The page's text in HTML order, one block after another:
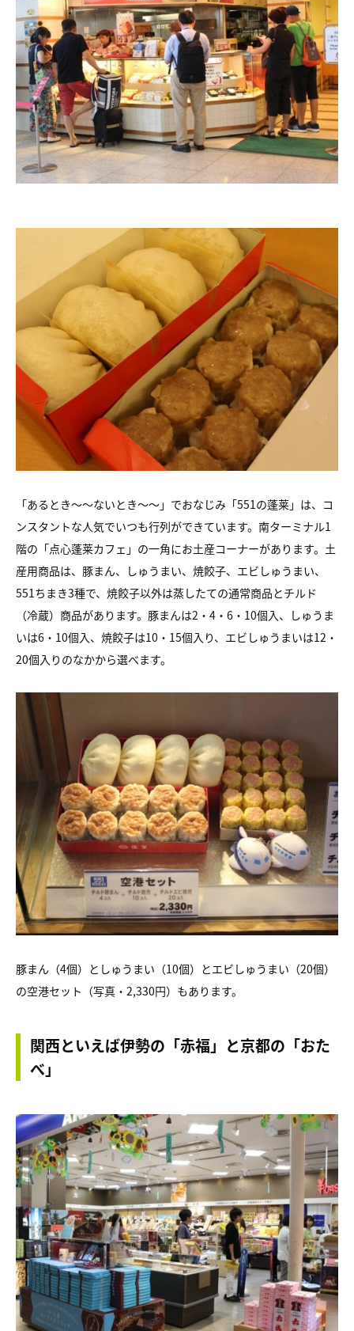
「あるとき～～ないとき～～」でおなじみ「551の蓬莱」は、コ
ンスタントな人気でいつも行列ができています。南ターミナル1
階の「点心蓬莱カフェ」の一角にお土産コーナーがあります。土
産用商品は、豚まん、しゅうまい、焼餃子、エビしゅうまい、
551ちまき3種で、焼餃子以外は蒸したての通常商品とチルド
（冷蔵）商品があります。豚まんは2・4・6・10個入、しゅうま
いは6・10個入、焼餃子は10・15個入り、エビしゅうまいは12・
20個入りのなかから選べます。
豚まん（4個）としゅうまい（10個）とエビしゅうまい（20個）
の空港セット（写真・2,330円）もあります。
関西といえば伊勢の「赤福」と京都の「おた
べ」